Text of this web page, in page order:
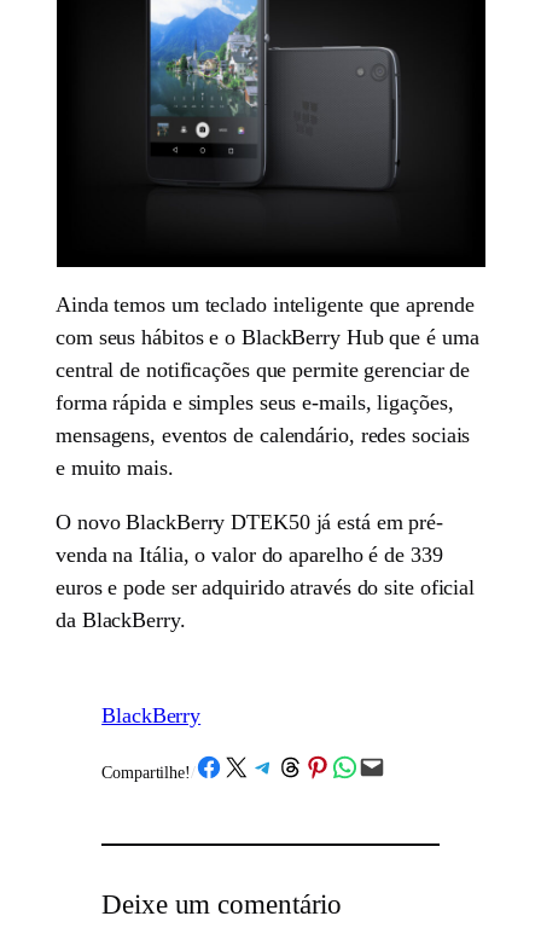
Ainda temos um teclado inteligente que aprende
com seus hábitos e o BlackBerry Hub que é uma
central de notificações que permite gerenciar de
forma rápida e simples seus e-mails, ligações,
mensagens, eventos de calendário, redes sociais
e muito mais.
O novo BlackBerry DTEK50 já está em pré-
venda na Itália, o valor do aparelho é de 339
euros e pode ser adquirido através do site oficial
da BlackBerry.
BlackBerry
Compartilhe!/Share on Facebook
Share on X Share on Telegram
Share on Threads
Share on Pinterest
Share on WhatsApp
Email this Page
Deixe um comentário